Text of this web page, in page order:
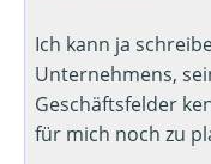
Ich kann ja
Unternehmens,
Geschäftsfelder
für mich noch zu